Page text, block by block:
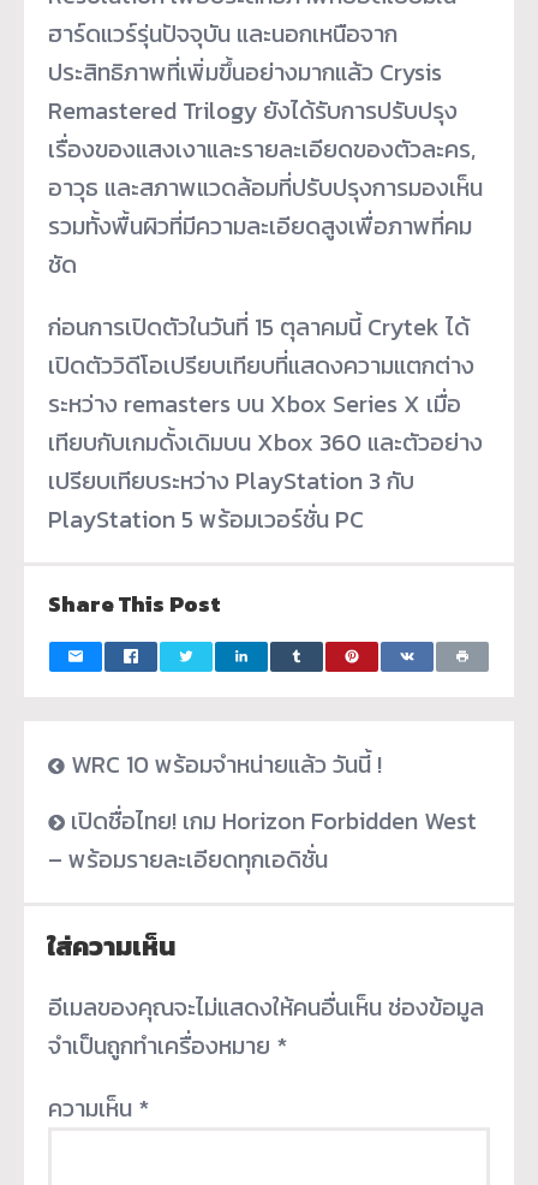
ฮาร์ดแวร์รุ่นปัจจุบัน และนอกเหนือจาก
ประสิทธิภาพที่เพิ่มขึ้นอย่างมากแล้ว Crysis
Remastered Trilogy ยังได้รับการปรับปรุง
เรื่องของแสงเงาและรายละเอียดของตัวละคร,
อาวุธ และสภาพแวดล้อมที่ปรับปรุงการมองเห็น
รวมทั้งพื้นผิวที่มีความละเอียดสูงเพื่อภาพที่คม
ชัด
ก่อนการเปิดตัวในวันที่ 15 ตุลาคมนี้ Crytek ได้
เปิดตัววิดีโอเปรียบเทียบที่แสดงความแตกต่าง
ระหว่าง remasters บน Xbox Series X เมื่อ
เทียบกับเกมดั้งเดิมบน Xbox 360 และตัวอย่าง
เปรียบเทียบระหว่าง PlayStation 3 กับ
PlayStation 5 พร้อมเวอร์ชั่น PC
Share This Post
WRC 10 พร้อมจำหน่ายแล้ว วันนี้ !
เปิดชื่อไทย! เกม Horizon Forbidden West
– พร้อมรายละเอียดทุกเอดิชั่น
ใส่ความเห็น
อีเมลของคุณจะไม่แสดงให้คนอื่นเห็น ช่องข้อมูล
จำเป็นถูกทำเครื่องหมาย *
ความเห็น *